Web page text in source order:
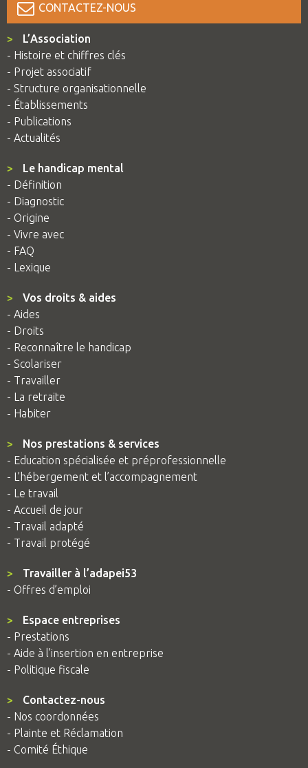
CONTACTEZ-NOUS
>
L’Association
- Histoire et chiffres clés
- Projet associatif
- Structure organisationnelle
- Établissements
- Publications
- Actualités
>
Le handicap mental
- Définition
- Diagnostic
- Origine
- Vivre avec
- FAQ
- Lexique
>
Vos droits & aides
- Aides
- Droits
- Reconnaître le handicap
- Scolariser
- Travailler
- La retraite
- Habiter
>
Nos prestations & services
- Education spécialisée et préprofessionnelle
- L’hébergement et l’accompagnement
- Le travail
- Accueil de jour
- Travail adapté
- Travail protégé
>
Travailler à l’adapei53
- Offres d’emploi
>
Espace entreprises
- Prestations
- Aide à l’insertion en entreprise
- Politique fiscale
>
Contactez-nous
- Nos coordonnées
- Plainte et Réclamation
- Comité Éthique